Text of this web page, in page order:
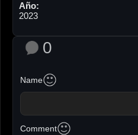
Año:
2023
0
Name
Comment